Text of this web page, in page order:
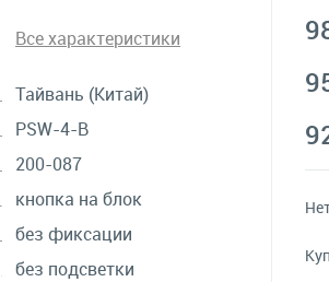
Все характеристики
Тайвань (Китай)
PSW-4-B
200-087
кнопка на блок
без фиксации
без подсветки